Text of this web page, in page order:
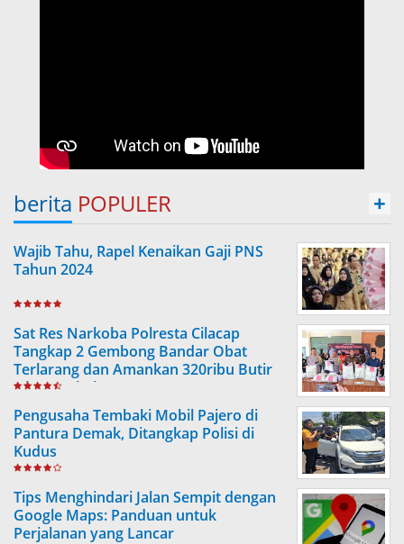
berita POPULER +
Wajib Tahu, Rapel Kenaikan Gaji PNS
Tahun 2024
Sat Res Narkoba Polresta Cilacap
Tangkap 2 Gembong Bandar Obat
Terlarang dan Amankan 320ribu Butir
Obat Berbahaya
Pengusaha Tembaki Mobil Pajero di
Pantura Demak, Ditangkap Polisi di
Kudus
Tips Menghindari Jalan Sempit dengan
Google Maps: Panduan untuk
Perjalanan yang Lancar